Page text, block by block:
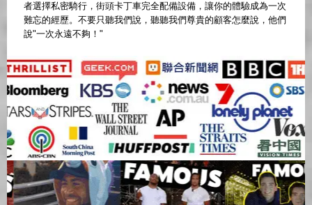
者選擇私密騎行，街頭卡丁車完全配備設備，讓你的體驗成為一次
難忘的經歷。不要只聽我們說，聽聽我們尊貴的顧客怎麼說，他們
說"一次永遠不夠！"